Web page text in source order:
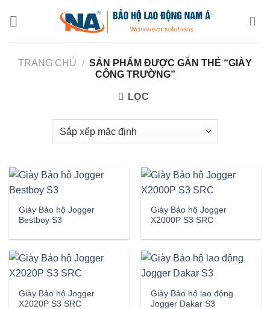
TRANG CHỦ / SẢN PHẨM ĐƯỢC GẮN THẺ “GIÀY
CÔNG TRƯỜNG”
LỌC
Giày Bảo hộ Jogger
Bestboy S3
Giày Bảo hộ Jogger
X2000P S3 SRC
Giày Bảo hộ Jogger
X2020P S3 SRC
Giày Bảo hộ lao động
Jogger Dakar S3